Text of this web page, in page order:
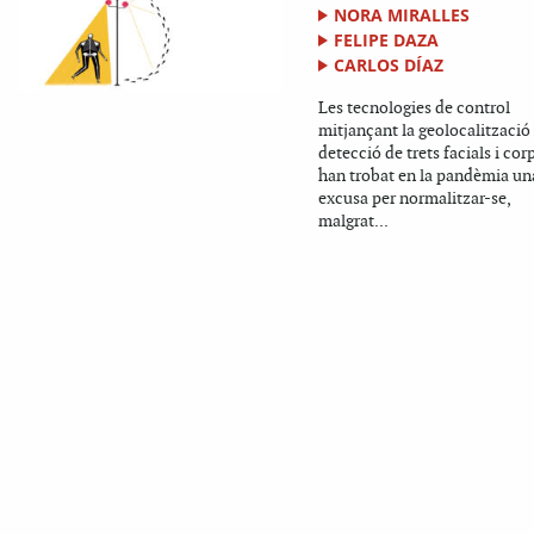
NORA MIRALLES
FELIPE DAZA
CARLOS DÍAZ
Les tecnologies de control
mitjançant la geolocalització
detecció de trets facials i
han trobat en la pandèmia
excusa per normalitzar-se,
malgrat...